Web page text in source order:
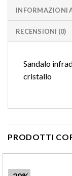
INFORMAZIONI
RECENSIONI (0)
Sandalo
cristallo
PRODOTTI